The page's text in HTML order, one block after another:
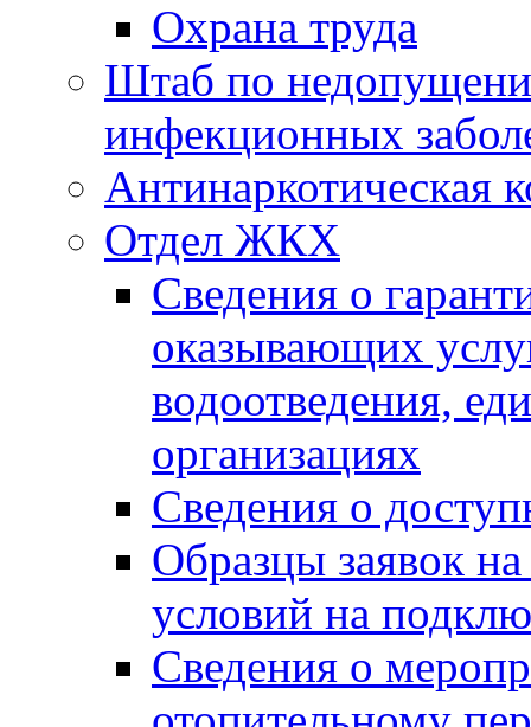
Охрана труда
Штаб по
инфекционных
Антинаркотическая
Отдел ЖКХ
Сведения о
оказывающих
водоотведения,
организациях
Сведения о
Образцы заявок
условий на
Сведения о